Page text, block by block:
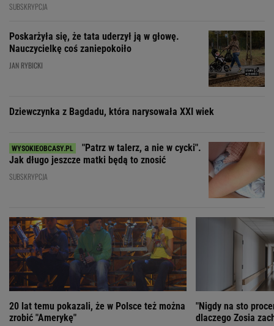
SUBSKRYPCJA
Poskarżyła się, że tata uderzył ją w głowę.
Nauczycielkę coś zaniepokoiło
JAN RYBICKI
Dziewczynka z Bagdadu, która narysowała XXI wiek
"Patrz w talerz, a nie w cycki".
Jak długo jeszcze matki będą to znosić
SUBSKRYPCJA
20 lat temu pokazali, że w Polsce też można
zrobić "Amerykę"
"Nigdy na sto
dlaczego Zosia